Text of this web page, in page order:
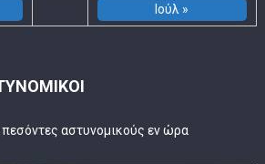
Ιούλ »
αστυνομικούς εν ώρα